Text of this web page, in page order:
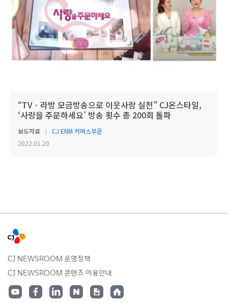
“TVㆍ라방 모금방송으로 이웃사랑 실천” CJ온스타일,
‘사랑을 주문하세요’ 방송 횟수 총 200회 돌파
보도자료
CJ ENM 커머스부문
2022.01.20
CJ NEWSROOM 운영정책
CJ NEWSROOM 콘텐츠 이용안내